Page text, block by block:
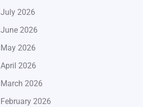
July 2026
June 2026
May 2026
April 2026
March 2026
February 2026